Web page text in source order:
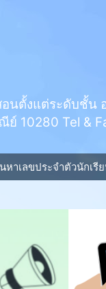
อนตั้งแต่ระดับชั้
ย์ 10280 Tel &
หาเลขประจำตัวนักเรี